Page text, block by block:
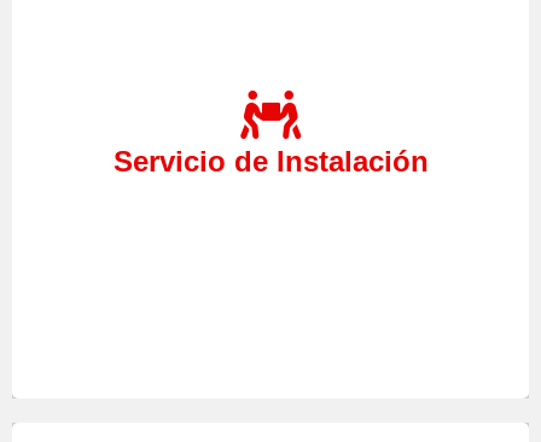
Servicio de Instalación
Caldera, Calentador, Termo,
Acumulador, Calefacción
o por el contrario busca
cambiarlo de lugar, no dude en confiar en nuestro
Servicio Técnico Torrevieja,
realizaremos el servicio